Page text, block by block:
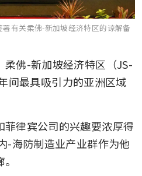
有关柔佛-新加坡经济特区的谅解备
柔佛-新加坡经济特区（JS-
间最具吸引力的亚洲区域
律宾公司的兴趣要浓厚得
-海防制造业产业群作为他